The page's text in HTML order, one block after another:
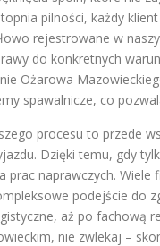
pilności, każdy
rejestrowane w
do konkretnych
Ożarowa
spawalnicze, co
procesu to przede
Dzięki temu, gdy
naprawczych.
podejście do
aż po fachową
nie zwlekaj –